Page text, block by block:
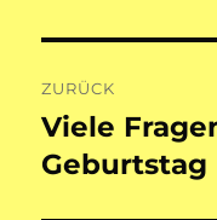
ZURÜCK
Vorheriger
Beitrag:
Viele
Geburtstag